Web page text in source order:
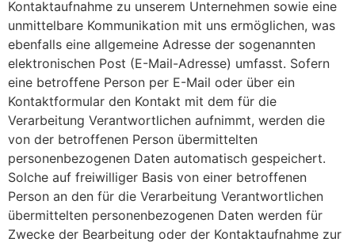
Kontaktaufnahme zu unserem Unternehmen sowie eine
unmittelbare Kommunikation mit uns ermöglichen, was
ebenfalls eine allgemeine Adresse der sogenannten
elektronischen Post (E-Mail-Adresse) umfasst. Sofern
eine betroffene Person per E-Mail oder über ein
Kontaktformular den Kontakt mit dem für die
Verarbeitung Verantwortlichen aufnimmt, werden die
von der betroffenen Person übermittelten
personenbezogenen Daten automatisch gespeichert.
Solche auf freiwilliger Basis von einer betroffenen
Person an den für die Verarbeitung Verantwortlichen
übermittelten personenbezogenen Daten werden für
Zwecke der Bearbeitung oder der Kontaktaufnahme zur